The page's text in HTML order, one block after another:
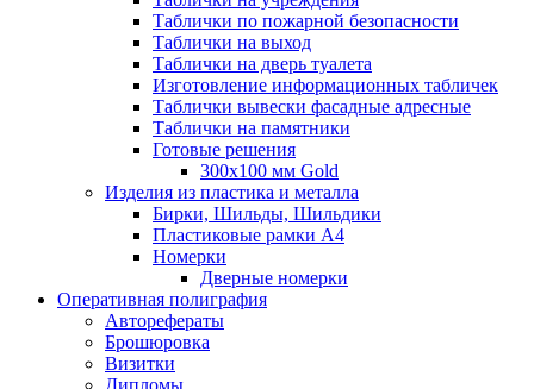
Таблички по пожарной безопасности
Таблички на выход
Таблички на дверь туалета
Изготовление информационных табличек
Таблички вывески фасадные адресные
Таблички на памятники
Готовые решения
300x100 мм Gold
Изделия из пластика и металла
Бирки, Шильды, Шильдики
Пластиковые рамки А4
Номерки
Дверные номерки
Оперативная полиграфия
Авторефераты
Брошюровка
Визитки
Дипломы